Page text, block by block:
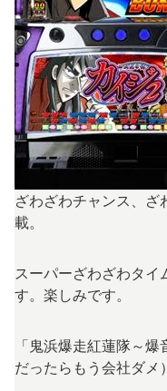
ざわざわチャンス、ざ
載。
スーパーざわざわタイ
す。楽しみです。
「鬼浜爆走紅蓮隊～
だったらもう会社ダメ）